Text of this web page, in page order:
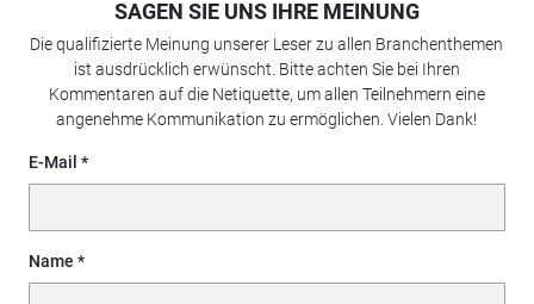
SAGEN SIE UNS IHRE MEINUNG
Die qualifizierte Meinung unserer Leser zu allen Branchenthemen
ist ausdrücklich erwünscht. Bitte achten Sie bei Ihren
Kommentaren auf die Netiquette, um allen Teilnehmern eine
angenehme Kommunikation zu ermöglichen. Vielen Dank!
E-Mail
Name